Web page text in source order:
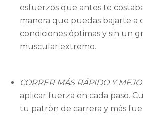
esfuerzos que antes te
manera que puedas bajarte a
condiciones óptimas y sin un
muscular extremo.
CORRER MÁS RÁPIDO Y
aplicar fuerza en cada paso.
tu patrón de carrera y más